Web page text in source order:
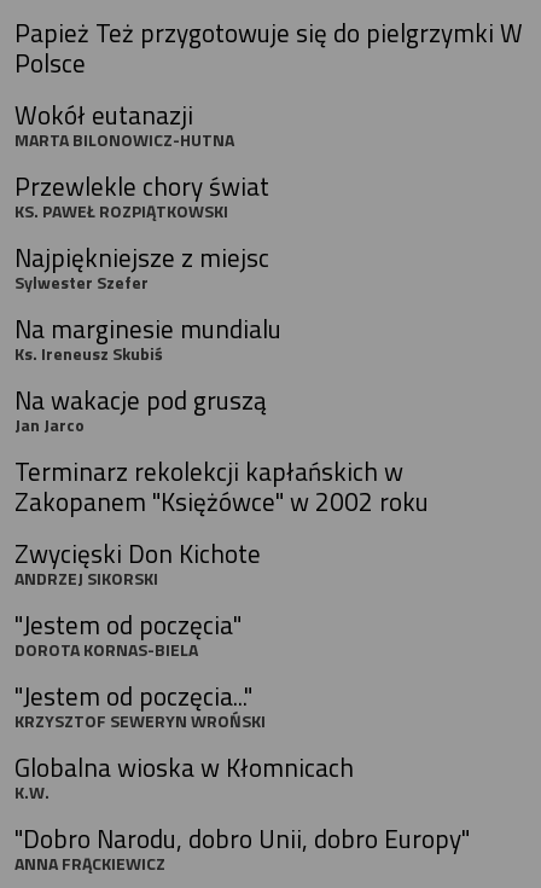
Papież Też przygotowuje się do pielgrzymki W
Polsce
Wokół eutanazji
MARTA BILONOWICZ-HUTNA
Przewlekle chory świat
KS. PAWEŁ ROZPIĄTKOWSKI
Najpiękniejsze z miejsc
Sylwester Szefer
Na marginesie mundialu
Ks. Ireneusz Skubiś
Na wakacje pod gruszą
Jan Jarco
Terminarz rekolekcji kapłańskich w
Zakopanem "Księżówce" w 2002 roku
Zwycięski Don Kichote
ANDRZEJ SIKORSKI
"Jestem od poczęcia"
DOROTA KORNAS-BIELA
"Jestem od poczęcia..."
KRZYSZTOF SEWERYN WROŃSKI
Globalna wioska w Kłomnicach
K.W.
"Dobro Narodu, dobro Unii, dobro Europy"
ANNA FRĄCKIEWICZ